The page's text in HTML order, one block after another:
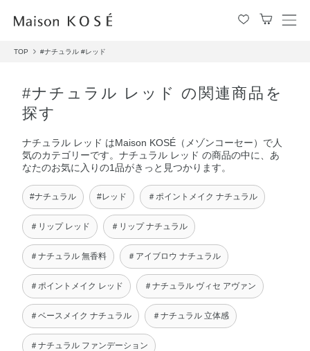
メ
TOP #ナチュラル #レッド
#ナチュラル レッド の関連商品を
探す
ナチュラル レッド はMaison KOSÉ（メゾンコーセー）で人
気のカテゴリーです。ナチュラル レッド の商品の中に、あ
なたのお気に入りの1品がきっと見つかります。
#ナチュラル #レッド ＃ポイントメイク ナチュラル
＃リップ レッド ＃リップ ナチュラル
＃ナチュラル 無香料 ＃アイブロウ ナチュラル
＃ポイントメイク レッド ＃ナチュラル ヴィセ アヴァン
＃ベースメイク ナチュラル ＃ナチュラル 立体感
＃ナチュラル ファンデーション